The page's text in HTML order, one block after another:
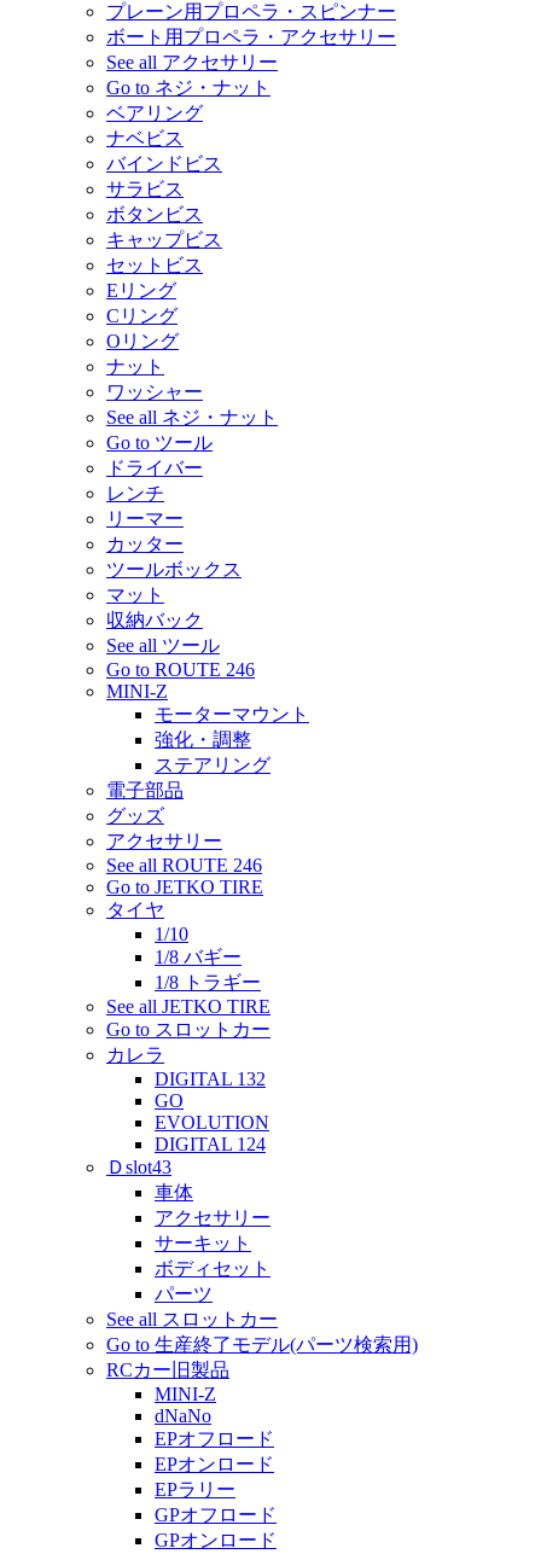
プレーン用プロペラ・スピンナー
ボート用プロペラ・アクセサリー
See all アクセサリー
Go to ネジ・ナット
ベアリング
ナベビス
バインドビス
サラビス
ボタンビス
キャップビス
セットビス
Eリング
Cリング
Oリング
ナット
ワッシャー
See all ネジ・ナット
Go to ツール
ドライバー
レンチ
リーマー
カッター
ツールボックス
マット
収納バック
See all ツール
Go to ROUTE 246
MINI-Z
モーターマウント
強化・調整
ステアリング
電子部品
グッズ
アクセサリー
See all ROUTE 246
Go to JETKO TIRE
タイヤ
1/10
1/8 バギー
1/8 トラギー
See all JETKO TIRE
Go to スロットカー
カレラ
DIGITAL 132
GO
EVOLUTION
DIGITAL 124
Ｄslot43
車体
アクセサリー
サーキット
ボディセット
パーツ
See all スロットカー
Go to 生産終了モデル(パーツ検索用)
RCカー旧製品
MINI-Z
dNaNo
EPオフロード
EPオンロード
EPラリー
GPオフロード
GPオンロード